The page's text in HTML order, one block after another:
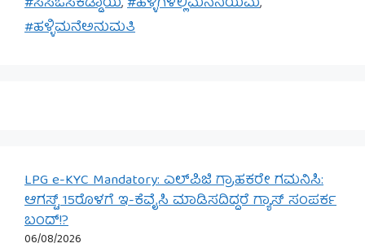
#ಹಳ್ಳಿಮನೆಅನುಮತಿ
LPG e-KYC Mandatory: ಎಲ್‌ಪಿಜಿ ಗ್ರಾಹಕರೇ ಗಮನಿಸಿ:
ಆಗಸ್ಟ್ 15ರೊಳಗೆ ಇ-ಕೆವೈಸಿ ಮಾಡಿಸದಿದ್ದರೆ ಗ್ಯಾಸ್ ಸಂಪರ್ಕ
ಬಂದ್!?
06/08/2026